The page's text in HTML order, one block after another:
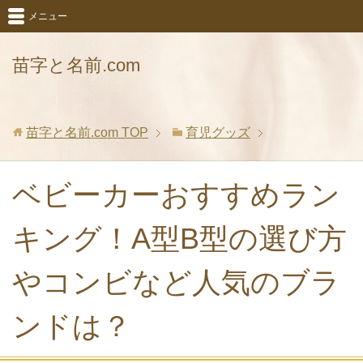
苗字と名前.com
メニュー
苗字と名前.com TOP 育児グッズ
ベビーカーおすすめラン
キング！A型B型の選び方
やコンビなど人気のブラ
ンドは？